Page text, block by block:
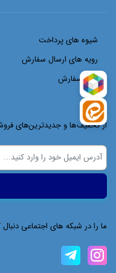
شیوه های پرداخت
رویه های ارسال سفارش
ثبت سفارش
از تخفیف‌ها و جدیدترین‌های
ما را در شبکه های اجتماعی دنبال